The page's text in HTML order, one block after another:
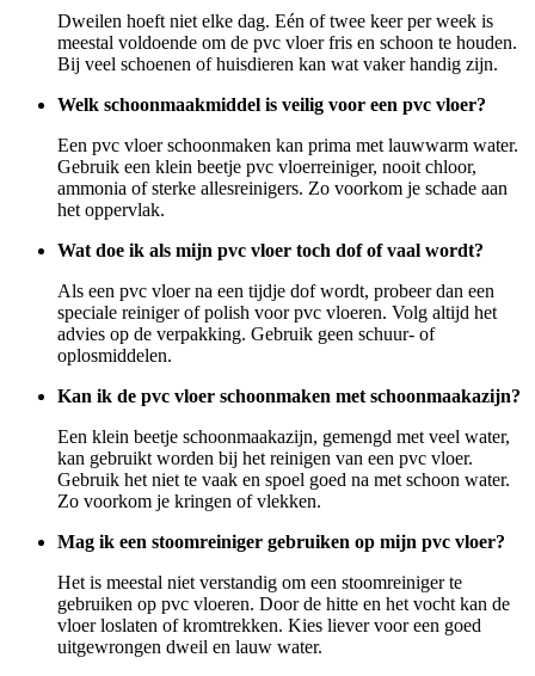
Dweilen hoeft niet elke dag. Eén of twee keer per week is
meestal voldoende om de pvc vloer fris en schoon te houden.
Bij veel schoenen of huisdieren kan wat vaker handig zijn.
Welk schoonmaakmiddel is veilig voor een pvc vloer?
Een pvc vloer schoonmaken kan prima met lauwwarm water.
Gebruik een klein beetje pvc vloerreiniger, nooit chloor,
ammonia of sterke allesreinigers. Zo voorkom je schade aan
het oppervlak.
Wat doe ik als mijn pvc vloer toch dof of vaal wordt?
Als een pvc vloer na een tijdje dof wordt, probeer dan een
speciale reiniger of polish voor pvc vloeren. Volg altijd het
advies op de verpakking. Gebruik geen schuur- of
oplosmiddelen.
Kan ik de pvc vloer schoonmaken met schoonmaakazijn?
Een klein beetje schoonmaakazijn, gemengd met veel water,
kan gebruikt worden bij het reinigen van een pvc vloer.
Gebruik het niet te vaak en spoel goed na met schoon water.
Zo voorkom je kringen of vlekken.
Mag ik een stoomreiniger gebruiken op mijn pvc vloer?
Het is meestal niet verstandig om een stoomreiniger te
gebruiken op pvc vloeren. Door de hitte en het vocht kan de
vloer loslaten of kromtrekken. Kies liever voor een goed
uitgewrongen dweil en lauw water.